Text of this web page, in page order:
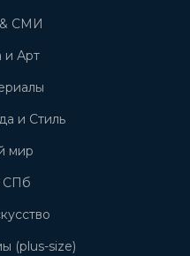
& СМИ
и Арт
и Стиль
мир
СПб
(plus-size)